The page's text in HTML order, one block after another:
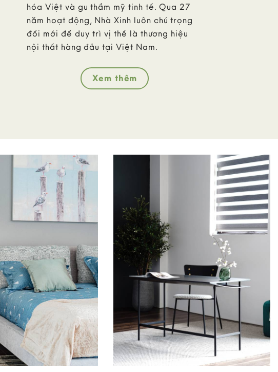
hóa Việt và gu thẩm mỹ tinh tế. Qua 27
năm hoạt động, Nhà Xinh luôn chú trọng
đổi mới để duy trì vị thế là thương hiệu
nội thất hàng đầu tại Việt Nam.
Xem thêm